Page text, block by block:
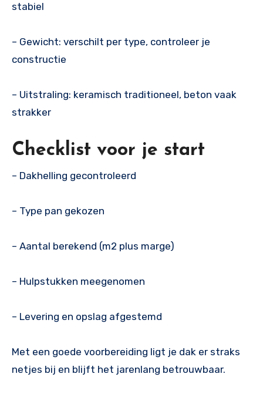
stabiel
– Gewicht: verschilt per type, controleer je
constructie
– Uitstraling: keramisch traditioneel, beton vaak
strakker
Checklist voor je start
– Dakhelling gecontroleerd
– Type pan gekozen
– Aantal berekend (m2 plus marge)
– Hulpstukken meegenomen
– Levering en opslag afgestemd
Met een goede voorbereiding ligt je dak er straks
netjes bij en blijft het jarenlang betrouwbaar.